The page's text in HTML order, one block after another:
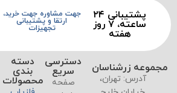
پشتیبانی ۲۴
ساعته، ۷ روز
هفته
جهت مشاوره جهت خرید،
ارتقا و پشتیبانی
تجهیزات
مجموعه زرشناسان
آدرس: تهران،
دسترسی
سریع
صفحه
دسته
بندی
محصولات